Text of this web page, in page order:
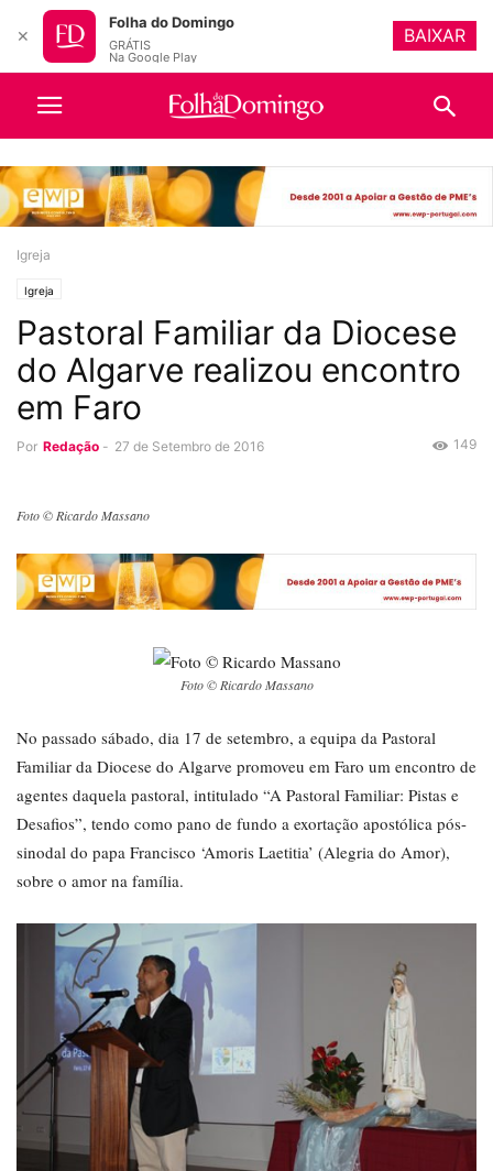
Igreja
Igreja
Pastoral Familiar da Diocese
do Algarve realizou encontro
em Faro
Por Redação - 27 de Setembro de 2016 149
Foto © Ricardo Massano
Foto © Ricardo Massano
No passado sábado, dia 17 de setembro, a equipa da Pastoral
Familiar da Diocese do Algarve promoveu em Faro um encontro de
agentes daquela pastoral, intitulado “A Pastoral Familiar: Pistas e
Desafios”, tendo como pano de fundo a exortação apostólica pós-
sinodal do papa Francisco ‘Amoris Laetitia’ (Alegria do Amor),
sobre o amor na família.
✕
Folha do Domingo
GRÁTIS
Na Google Play
BAIXAR